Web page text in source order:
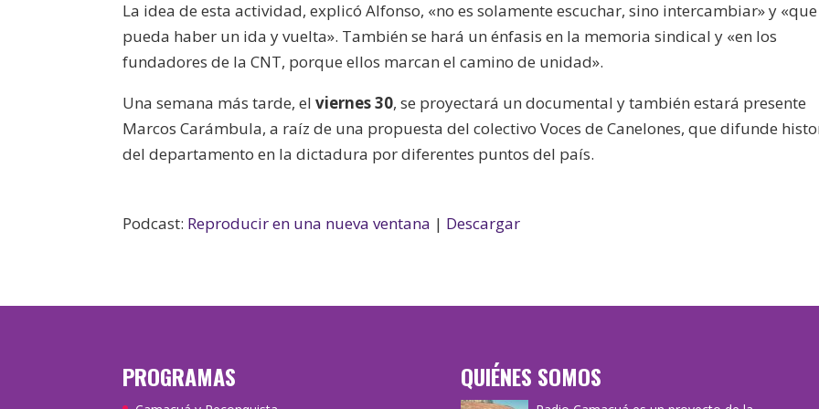
La idea de esta actividad, explicó Alfonso, «no es solamente escuchar, sino intercambiar» y «que
pueda haber un ida y vuelta». También se hará un énfasis en la memoria sindical y «en los
fundadores de la CNT, porque ellos marcan el camino de unidad».
Una semana más tarde, elviernes 30, se proyectará un documental y también estará presente
Marcos Carámbula, a raíz de una propuesta del colectivo Voces de Canelones, que difunde
del departamento en la dictadura por diferentes puntos del país.
Podcast: Reproducir en una nueva ventana | Descargar
PROGRAMAS QUIÉNES SOMOS